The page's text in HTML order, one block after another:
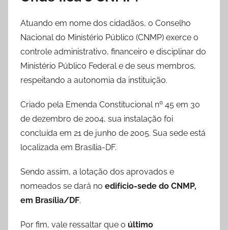
Atuando em nome dos cidadãos, o Conselho
Nacional do Ministério Público (CNMP) exerce o
controle administrativo, financeiro e disciplinar do
Ministério Público Federal e de seus membros,
respeitando a autonomia da instituição.
Criado pela Emenda Constitucional nº 45 em 30
de dezembro de 2004, sua instalação foi
concluída em 21 de junho de 2005. Sua sede está
localizada em Brasília-DF.
Sendo assim, a lotação dos aprovados e
nomeados se dará no edifício-sede do CNMP,
em Brasília/DF.
Por fim, vale ressaltar que o último